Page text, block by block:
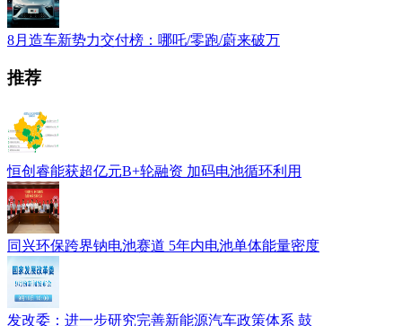
8月造车新势力交付榜：哪吒/零跑/蔚来破万
推荐
恒创睿能获超亿元B+轮融资 加码电池循环利用
同兴环保跨界钠电池赛道 5年内电池单体能量密度
发改委：进一步研究完善新能源汽车政策体系 鼓